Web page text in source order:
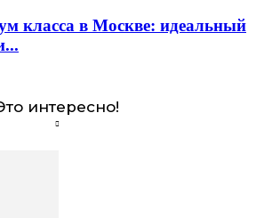
класса в Москве: идеальный
интересно!